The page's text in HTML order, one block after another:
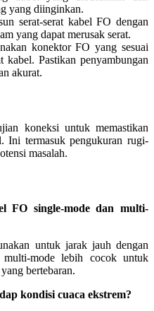
yang diinginkan.
serat-serat kabel FO dengan
yang dapat merusak serat.
konektor FO yang sesuai
kabel. Pastikan penyambungan
akurat.
koneksi untuk memastikan
Ini termasuk pengukuran rugi-
masalah.
FO single-mode dan multi-
untuk jarak jauh dengan
multi-mode lebih cocok untuk
bertebaran.
kondisi cuaca ekstrem?